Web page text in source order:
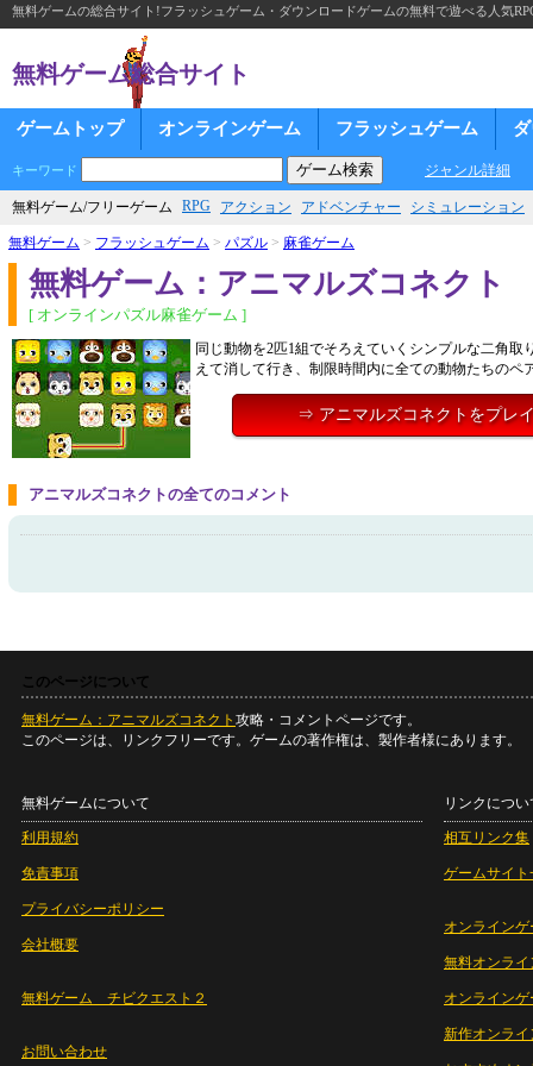
無料ゲームの総合サイト!フラッシュゲーム・ダウンロードゲームの無料で遊べる人気
無料ゲーム総合サイト
ゲームトップ オンラインゲーム フラッシュゲーム
キーワード ジャンル詳細
無料ゲーム/フリーゲーム RPG アクション アドベンチャー シミュレーション
無料ゲーム > フラッシュゲーム > パズル > 麻雀ゲーム
無料ゲーム：アニマルズコネクト
[ オンラインパズル麻雀ゲーム ]
同じ動物を2匹1組でそろえていくシンプルな二角取
えて消して行き、制限時間内に全ての動物たちのペ
⇒ アニマルズコネクトをプレ
アニマルズコネクトの全てのコメント
このページについて
無料ゲーム：アニマルズコネクト 攻略・コメントページです。
このページは、リンクフリーです。ゲームの著作権は、製作者様にあります。
無料ゲームについて
利用規約
免責事項
プライバシーポリシー
会社概要
無料ゲーム チビクエスト２
お問い合わせ
リンクについ
相互リンク集
ゲームサイト
オンラインゲ
無料オンライ
オンライン
新作オンライ